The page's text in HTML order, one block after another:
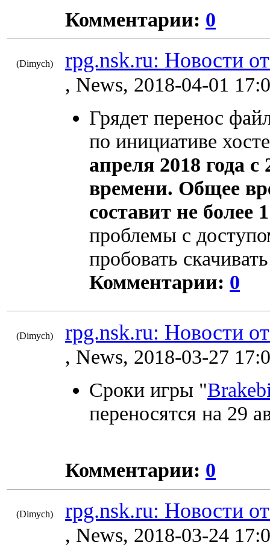
Комментарии: 0
(Dimych) rpg.nsk.ru: Новости
, News, 2018-04-01
Грядет перенос
по инициативе
апреля 2018 года
времени. Общее
составит не более
проблемы с
пробовать
Комментарии: 0
(Dimych) rpg.nsk.ru: Новости
, News, 2018-03-27
Сроки игры "
переносятся на 29
Комментарии: 0
(Dimych) rpg.nsk.ru: Новости
, News, 2018-03-24